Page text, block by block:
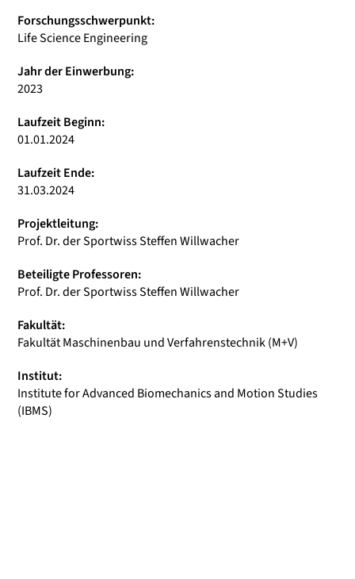
Forschungsschwerpunkt:
Life Science Engineering
Jahr der Einwerbung:
2023
Laufzeit Beginn:
01.01.2024
Laufzeit Ende:
31.03.2024
Projektleitung:
Prof. Dr. der Sportwiss Steffen Willwacher
Beteiligte Professoren:
Prof. Dr. der Sportwiss Steffen Willwacher
Fakultät:
Fakultät Maschinenbau und Verfahrenstechnik (M+V)
Institut:
Institute for Advanced Biomechanics and Motion Studies
(IBMS)